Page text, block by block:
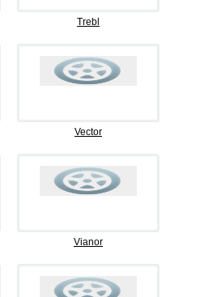
Trebl
Vector
Vianor